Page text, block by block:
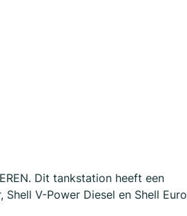
Dit tankstation heeft een
V-Power Diesel en Shell Euro